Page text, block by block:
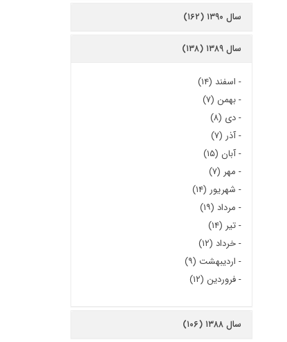
سال ۱۳۹۰ (۱۶۲)
سال ۱۳۸۹ (۱۳۸)
- اسفند (۱۴)
-بهمن (۷)
-دی (۸)
-آذر (۷)
-آبان (۱۵)
- مهر (۷)
- شهریور (۱۴)
- مرداد (۱۹)
-تیر (۱۴)
-خرداد (۱۲)
- اردیبهشت (۹)
-فروردین (۱۲)
سال ۱۳۸۸ (۱۰۶)